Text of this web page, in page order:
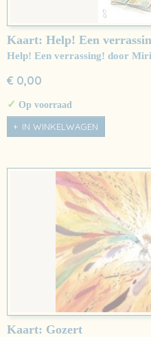
Kaart: Help! Een
Help! Een verrassing! door
€ 0,00
✓ Op voorraad
IN WINKELWAGEN
Kaart: Gozert